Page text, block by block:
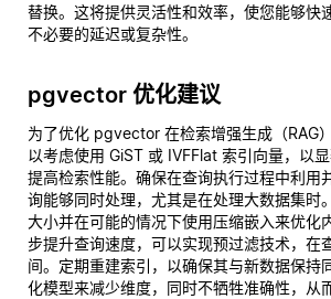
替换。这将提供灵活性和效率，使您能够快
不必要的延迟或复杂性。
pgvector 优化建议
为了优化 pgvector 在检索增强生成（RAG
以考虑使用 GiST 或 IVFFlat 索引向量，以
提高检索性能。确保在查询执行过程中利用
询能够同时处理，尤其是在处理大数据集时
大小并在可能的情况下使用压缩嵌入来优化
步提升查询速度，可以实现预过滤技术，在
间。定期重建索引，以确保其与新数据保持
化模型来减少维度，同时不牺牲准确性，从